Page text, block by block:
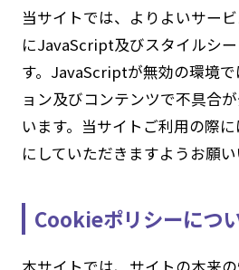
当サイトでは、よりよいサー
にJavaScript及びスタイルシ
す。JavaScriptが無効の環境
ョン及びコンテンツで不具合
います。当サイトご利用の際
にしていただきますようお願い
Cookieポリシーにつ